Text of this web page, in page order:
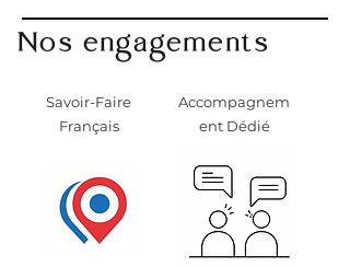
Nos engagements
Savoir-Faire
Français
Accompagnem
ent Dédié